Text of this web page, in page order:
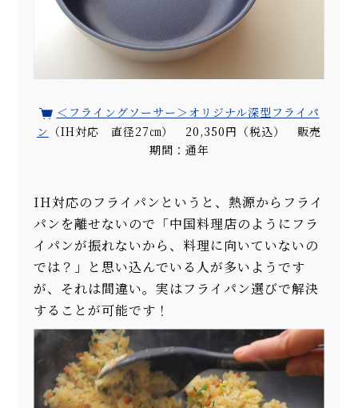
＜フライングソーサー＞オリジナル深型フライパ
ン （IH対応 直径27㎝） 20,350円（税込） 販売
期間：通年
IH対応のフライパンというと、熱源からフライ
パンを離せないので「中国料理店のようにフラ
イパンが振れないから、料理に向いていないの
では？」と思い込んでいる人が多いようです
が、それは間違い。実はフライパン選びで解決
することが可能です！